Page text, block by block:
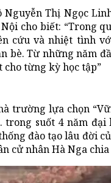
Thị Ngọc
cho biết: “Trong
cứu và nhiệt tình
bè. Từ những năm
cho từng kỳ học tập”
trường lựa chọn
suốt 4 năm
đào tạo lâu đời
cử nhân Hà Nga chia